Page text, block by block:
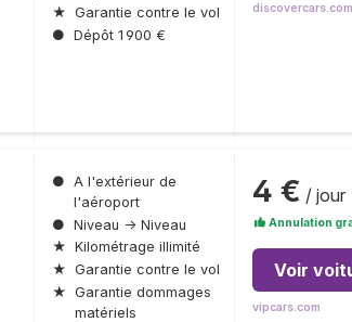
★ Garantie contre le vol
● Dépôt 1 900 €
discovercars.com
● A l'extérieur de
l'aéroport
● Niveau → Niveau
★ Kilométrage illimité
★ Garantie contre le vol
★ Garantie dommages
matériels
4 € / jour
Annulation
Voir
vipcars.com